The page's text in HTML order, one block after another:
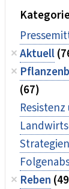
Aktuell
(67)
Reben